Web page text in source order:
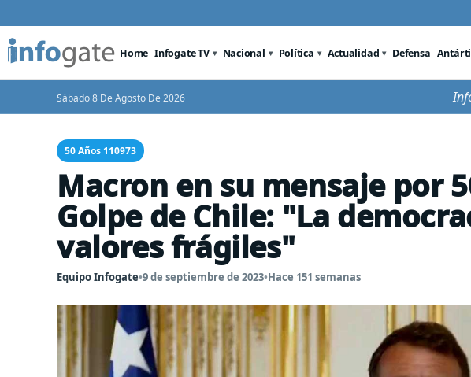
Home Infogate TV Nacional Política Actualidad Defensa
Sábado 8 De Agosto De 2026
50 Años 110973
Macron en su mensaje por
Golpe de Chile: "La
valores frágiles"
Equipo Infogate•9 de septiembre de 2023•Hace 151 semanas